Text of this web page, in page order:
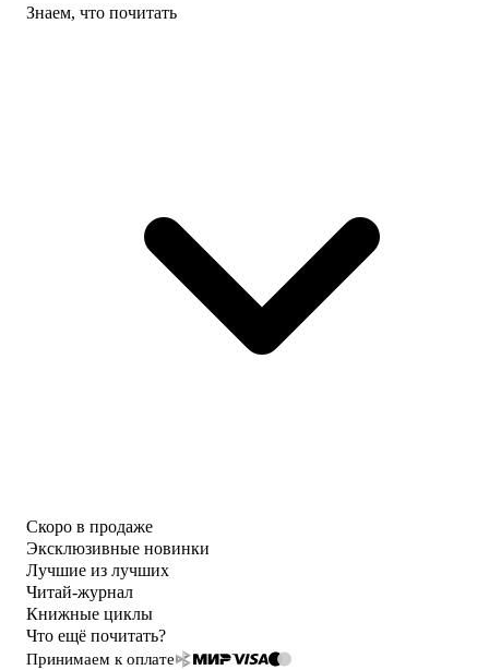
Знаем, что почитать
Скоро в продаже
Эксклюзивные новинки
Лучшие из лучших
Читай-журнал
Книжные циклы
Что ещё почитать?
Принимаем к оплате